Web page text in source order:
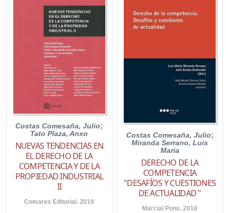
Costas Comesaña, Julio;
Tato Plaza, Anxo
NUEVAS TENDENCIAS EN
EL DERECHO DE LA
COMPETENCIA Y DE LA
PROPIEDAD INDUSTRIAL
II
Comares Editorial. 2019
Costas Comesaña, Julio;
Miranda Serrano, Luis
Maria
DERECHO DE LA
COMPETENCIA
"DESAFÍOS Y CUESTIONES
DE ACTUALIDAD "
Marcial Pons. 2018